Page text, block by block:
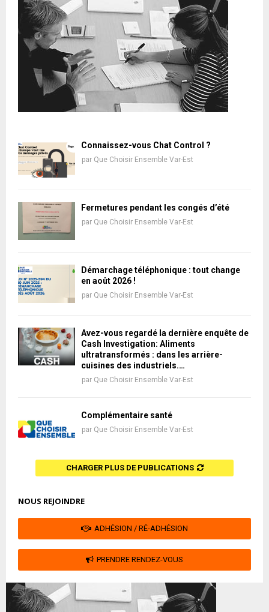
Connaissez-vous Chat Control ?
par Que Choisir Ensemble Var-Est
Fermetures pendant les congés d’été
par Que Choisir Ensemble Var-Est
Démarchage téléphonique : tout change
en août 2026 !
par Que Choisir Ensemble Var-Est
Avez-vous regardé la dernière enquête de
Cash Investigation: Aliments
ultratransformés : dans les arrière-
cuisines des industriels.…
par Que Choisir Ensemble Var-Est
Complémentaire santé
par Que Choisir Ensemble Var-Est
CHARGER PLUS DE PUBLICATIONS
NOUS REJOINDRE
ADHÉSION / RÉ-ADHÉSION
PRENDRE RENDEZ-VOUS